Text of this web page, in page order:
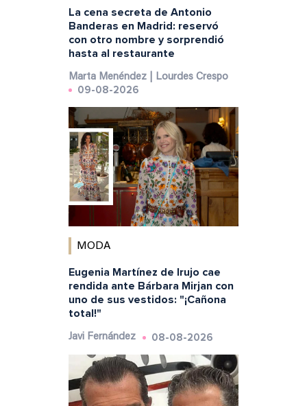
La cena secreta de Antonio
Banderas en Madrid: reservó
con otro nombre y sorprendió
hasta al restaurante
Marta Menéndez | Lourdes Crespo
09-08-2026
MODA
Eugenia Martínez de Irujo cae
rendida ante Bárbara Mirjan con
uno de sus vestidos: "¡Cañona
total!"
Javi Fernández 08-08-2026